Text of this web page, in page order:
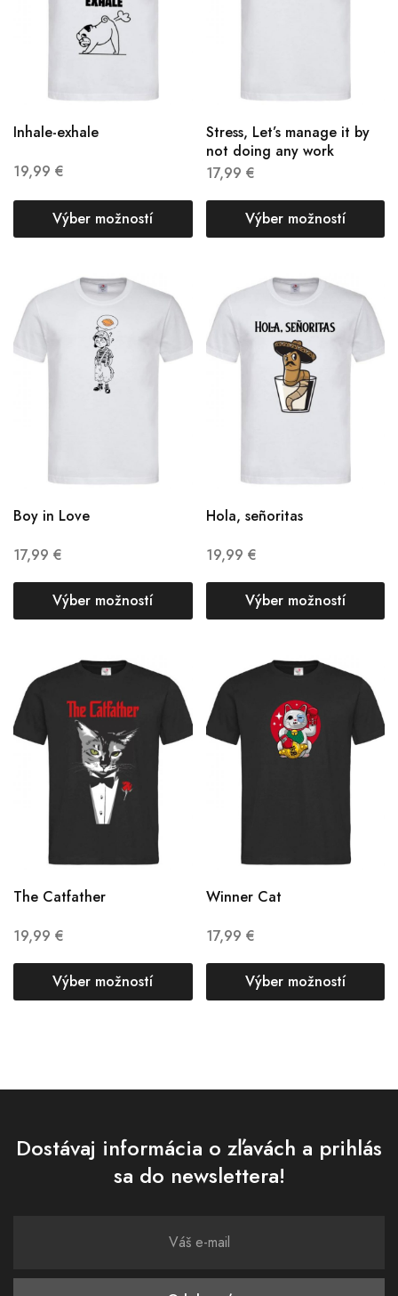
Inhale-exhale
19,99 €
Výber možností
Stress, Let’s manage it by
not doing any work
17,99 €
Výber možností
Boy in Love
17,99 €
Výber možností
Hola, señoritas
19,99 €
Výber možností
The Catfather
19,99 €
Výber možností
Winner Cat
17,99 €
Výber možností
Dostávaj informácia o zľavách a prihlás
sa do newslettera!